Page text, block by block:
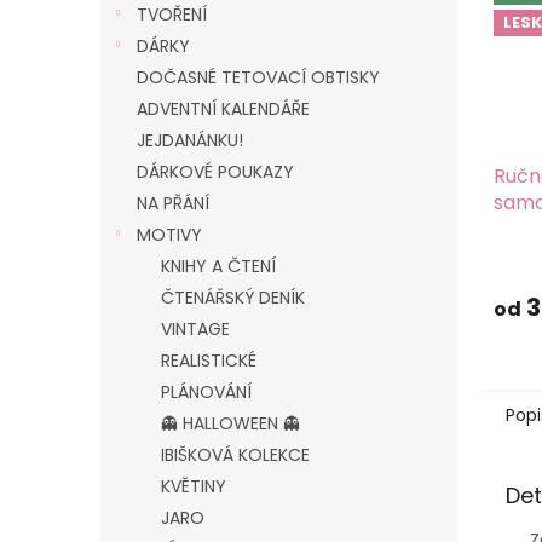
TVOŘENÍ
DÁRKY
DOČASNÉ TETOVACÍ OBTISKY
ADVENTNÍ KALENDÁŘE
JEJDANÁNKU!
DÁRKOVÉ POUKAZY
NA PŘÁNÍ
MOTIVY
KNIHY A ČTENÍ
ČTENÁŘSKÝ DENÍK
VINTAGE
REALISTICKÉ
PLÁNOVÁNÍ
👻 HALLOWEEN 👻
IBIŠKOVÁ KOLEKCE
KVĚTINY
JARO
od